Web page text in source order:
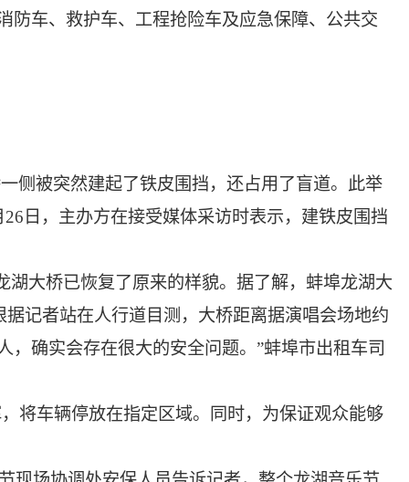
防车、救护车、工程抢险车及应急保障、公共交
侧被突然建起了铁皮围挡，还占用了盲道。此举
日，主办方在接受媒体采访时表示，建铁皮围挡
大桥已恢复了原来的样貌。据了解，蚌埠龙湖大
记者站在人行道目测，大桥距离据演唱会场地约
确实会存在很大的安全问题。”蚌埠市出租车司
将车辆停放在指定区域。同时，为保证观众能够